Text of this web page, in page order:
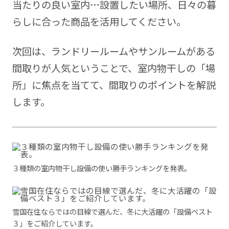
当たりの良い室内…設置したい場所、日々の暮
らしに合った商品を活用してください。
次回は、ランドリールームやサンルームがある
間取りが人気ということで、室内物干しの「場
所」に焦点を当てて、間取りのポイントを解説
します。
３種類の室内物干し設備の使い勝手ランキングを発表。
雪国在住ならではの目線で選んだ、冬に大活躍の「設備ベスト
３」をご紹介しています。